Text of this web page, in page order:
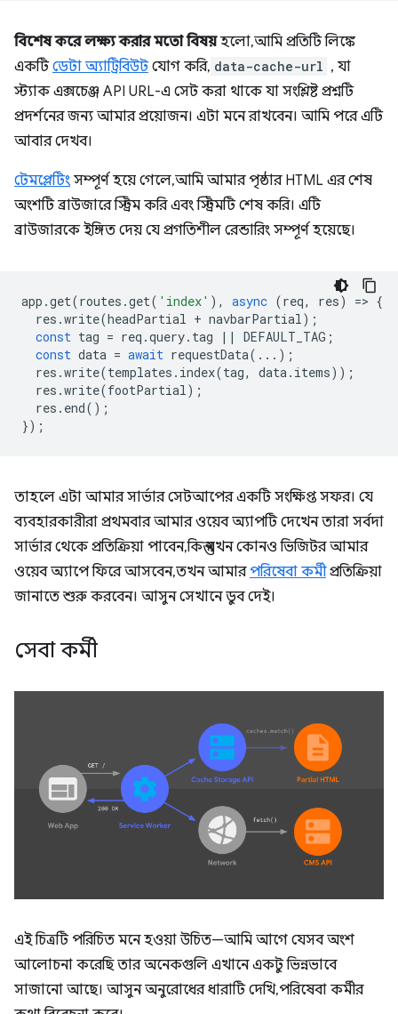
বিশেষ করে লক্ষ্য করার মতো বিষয়হলো, আমি প্রতিটি লিঙ্কে
একটিডেটা অ্যাট্রিবিউটযোগ করি, data-cache-url , যা
স্ট্যাক এক্সচেঞ্জ API URL-এ সেট করা থাকে যা সংশ্লিষ্ট প্রশ্নটি
প্রদর্শনের জন্য আমার প্রয়োজন। এটা মনে রাখবেন। আমি পরে এটি
আবার দেখব।
টেমপ্লেটিং সম্পূর্ণ হয়ে গেলে, আমি আমার পৃষ্ঠার HTML এর শেষ
অংশটি ব্রাউজারে স্ট্রিম করি এবং স্ট্রিমটি শেষ করি। এটি
ব্রাউজারকে ইঙ্গিত দেয় যে প্রগতিশীল রেন্ডারিং সম্পূর্ণ হয়েছে।
app .get(routes .get( 'index' ), async (req, res) => {
res .write(headPartial + navbarPartial);
const tag = req .query. tag || DEFAULT_TAG ;
const data = await requestData(...);
res .write(templates . index(tag, data. items));
res .write(footPartial);
res . end();
});
তাহলে এটা আমার সার্ভার সেটআপের একটি সংক্ষিপ্ত সফর। যে
ব্যবহারকারীরা প্রথমবার আমার ওয়েব অ্যাপটি দেখেন তারা সর্বদা
সার্ভার থেকে প্রতিক্রিয়া পাবেন, কিন্তু যখন কোনও ভিজিটর আমার
ওয়েব অ্যাপে ফিরে আসবেন, তখন আমারপরিষেবা কর্মীপ্রতিক্রিয়া
জানাতে শুরু করবেন। আসুন সেখানে ডুব দেই।
সেবা কর্মী
এই চিত্রটি পরিচিত মনে হওয়া উচিত—আমি আগে যেসব অংশ
আলোচনা করেছি তার অনেকগুলি এখানে একটু ভিন্নভাবে
সাজানো আছে। আসুন অনুরোধের ধারাটি দেখি, পরিষেবা কর্মীর